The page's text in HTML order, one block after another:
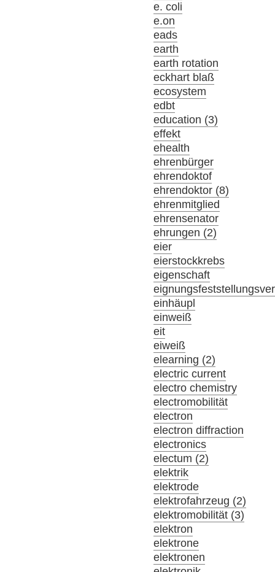
e. coli
e.on
eads
earth
earth rotation
eckhart blaß
ecosystem
edbt
education (3)
effekt
ehealth
ehrenbürger
ehrendoktof
ehrendoktor (8)
ehrenmitglied
ehrensenator
ehrungen (2)
eier
eierstockkrebs
eigenschaft
einhäupl
einweiß
eit
eiweiß
elearning (2)
electric current
electro chemistry
electromobilität
electron
electron diffraction
electronics
electum (2)
elektrik
elektrode
elektrofahrzeug (2)
elektromobilität (3)
elektron
elektrone
elektronen